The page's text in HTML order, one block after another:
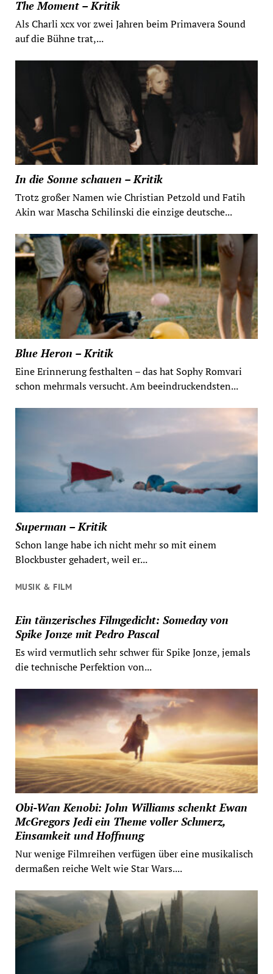
The Moment – Kritik
Als Charli xcx vor zwei Jahren beim Primavera Sound
auf die Bühne trat,...
In die Sonne schauen – Kritik
Trotz großer Namen wie Christian Petzold und Fatih
Akin war Mascha Schilinski die einzige deutsche...
Blue Heron – Kritik
Eine Erinnerung festhalten – das hat Sophy Romvari
schon mehrmals versucht. Am beeindruckendsten...
Superman – Kritik
Schon lange habe ich nicht mehr so mit einem
Blockbuster gehadert, weil er...
MUSIK & FILM
Ein tänzerisches Filmgedicht: Someday von
Spike Jonze mit Pedro Pascal
Es wird vermutlich sehr schwer für Spike Jonze, jemals
die technische Perfektion von...
Obi-Wan Kenobi: John Williams schenkt Ewan
McGregors Jedi ein Theme voller Schmerz,
Einsamkeit und Hoffnung
Nur wenige Filmreihen verfügen über eine musikalisch
dermaßen reiche Welt wie Star Wars....